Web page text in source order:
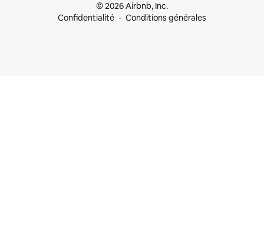
© 2026 Airbnb, Inc.
Confidentialité
Conditions générales